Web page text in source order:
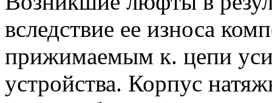
вследствие ее износа
прижимаемым к. цепи
устройства. Корпус